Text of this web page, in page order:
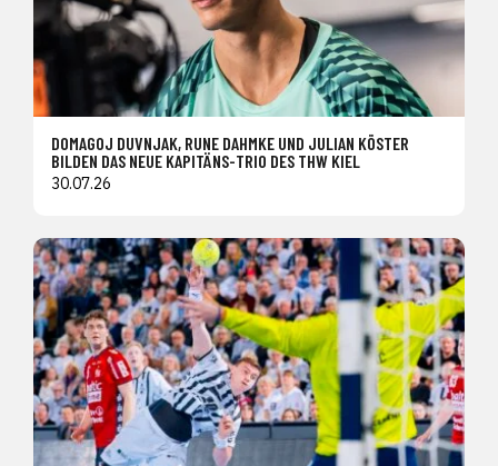
DOMAGOJ DUVNJAK, RUNE DAHMKE UND JULIAN KÖSTER
BILDEN DAS NEUE KAPITÄNS-TRIO DES THW KIEL
30.07.26